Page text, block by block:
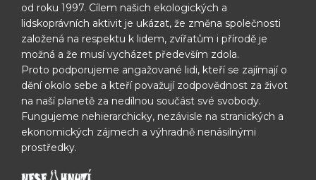
od roku 1997. Cílem našich ekologických a
lidskoprávních aktivit je ukázat, že změna společnosti
založená na respektu k lidem, zvířatům i přírodě je
možná a že musí vycházet především zdola.
Proto podporujeme angažované lidi, kteří se zajímají o
dění okolo sebe a kteří považují zodpovědnost za život
na naší planetě za nedílnou součást své svobody.
Fungujeme nehierarchicky, nezávisle na stranických a
ekonomických zájmech a výhradně nenásilnými
prostředky.